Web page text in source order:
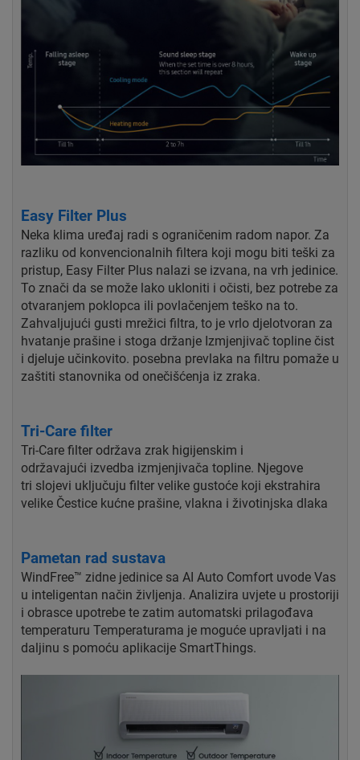
Easy Filter Plus
Neka klima uređaj radi s ograničenim radom napor. Za
razliku od konvencionalnih filtera koji mogu biti teški za
pristup, Easy Filter Plus nalazi se izvana, na vrh jedinice.
To znači da se može lako ukloniti i očisti, bez potrebe za
otvaranjem poklopca ili povlačenjem teško na to.
Zahvaljujući gusti mrežici filtra, to je vrlo djelotvoran za
hvatanje prašine i stoga držanje Izmjenjivač topline čist
i djeluje učinkovito. posebna prevlaka na filtru pomaže u
zaštiti stanovnika od onečišćenja iz zraka.
Tri-Care filter
Tri-Care filter održava zrak higijenskim i
održavajući izvedba izmjenjivača topline. Njegove
tri slojevi uključuju filter velike gustoće koji ekstrahira
velike Čestice kućne prašine, vlakna i životinjska dlaka
Pametan rad sustava
WindFree™ zidne jedinice sa AI Auto Comfort uvode Vas
u inteligentan način življenja. Analizira uvjete u prostoriji
i obrasce upotrebe te zatim automatski prilagođava
temperaturu Temperaturama je moguće upravljati i na
daljinu s pomoću aplikacije SmartThings.